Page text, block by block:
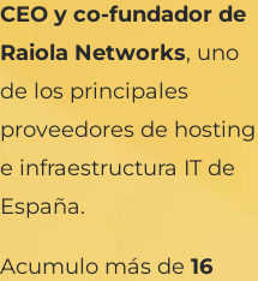
CEO y co-fundador de
Raiola Networks, uno
de los principales
proveedores de hosting
e infraestructura IT de
España.
Acumulo más de 16